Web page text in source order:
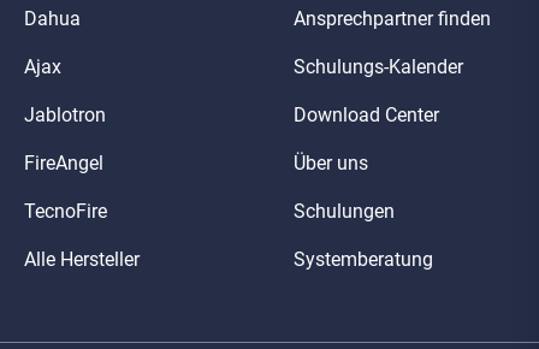
Dahua
Ajax
Jablotron
FireAngel
TecnoFire
Alle Hersteller
Ansprechpartner finden
Schulungs-Kalender
Download Center
Über uns
Schulungen
Systemberatung